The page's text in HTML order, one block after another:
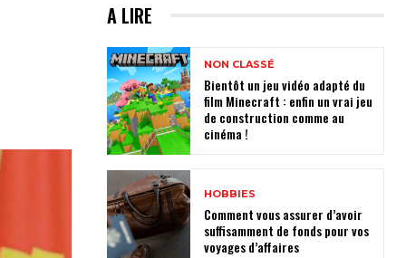
A LIRE
NON CLASSÉ
Bientôt un jeu vidéo adapté du
film Minecraft : enfin un vrai jeu
de construction comme au
cinéma !
HOBBIES
Comment vous assurer d’avoir
suffisamment de fonds pour vos
voyages d’affaires